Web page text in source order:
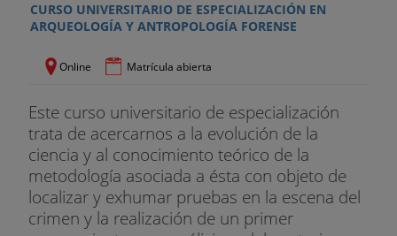
CURSO UNIVERSITARIO DE ESPECIALIZACIÓN EN
ARQUEOLOGÍA Y ANTROPOLOGÍA FORENSE
Online Matrícula abierta
Este curso universitario de especialización
trata de acercarnos a la evolución de la
ciencia y al conocimiento teórico de la
metodología asociada a ésta con objeto de
localizar y exhumar pruebas en la escena del
crimen y la realización de un primer